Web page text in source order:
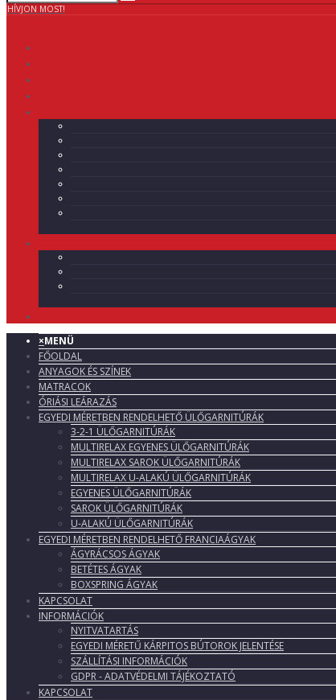
HÍVJON MOST!
×MENÜ
FŐOLDAL
ANYAGOK ÉS SZÍNEK
MATRACOK
ÓRIÁSI LEÁRAZÁS
EGYEDI MÉRETBEN RENDELHETŐ ÜLŐGARNITÚRÁK
3-2-1 ÜLŐGARNITÚRÁK
MULTIRELAX EGYENES ÜLŐGARNITÚRÁK
MULTIRELAX SAROK ÜLŐGARNITÚRÁK
MULTIRELAX U-ALAKÚ ÜLŐGARNITÚRÁK
EGYENES ÜLŐGARNITÚRÁK
SAROK ÜLŐGARNITÚRÁK
U-ALAKÚ ÜLŐGARNITÚRÁK
EGYEDI MÉRETBEN RENDELHETŐ FRANCIAÁGYAK
ÁGYRÁCSOS ÁGYAK
BETÉTES ÁGYAK
BOXSPRING ÁGYAK
KAPCSOLAT
INFORMÁCIÓK
NYITVATARTÁS
EGYEDI MÉRETŰ KÁRPITOS BÚTOROK JELENTÉSE
SZÁLLÍTÁSI INFORMÁCIÓK
GDPR - ADATVÉDELMI TÁJÉKOZTATÓ
KAPCSOLAT